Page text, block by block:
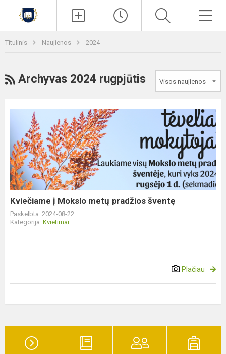
Titulinis Naujienos 2024
RSS
Archyvas 2024 rugpjūtis
Kviečiame
Mokslo
metų
pradžios
šventę
Kviečiame į Mokslo metų pradžios šventę
Paskelbta: 2024-08-22
Kategorija: Kvietimai
Plačiau